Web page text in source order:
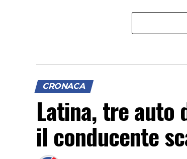
CRONACA
Latina, tre auto
il conducente